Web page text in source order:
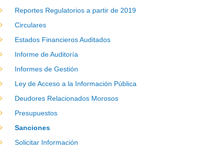
Reportes Regulatorios a partir de 2019
Circulares
Estados Financieros Auditados
Informe de Auditoría
Informes de Gestión
Ley de Acceso a la Información Pública
Deudores Relacionados Morosos
Presupuestos
Sanciones
Solicitar Información